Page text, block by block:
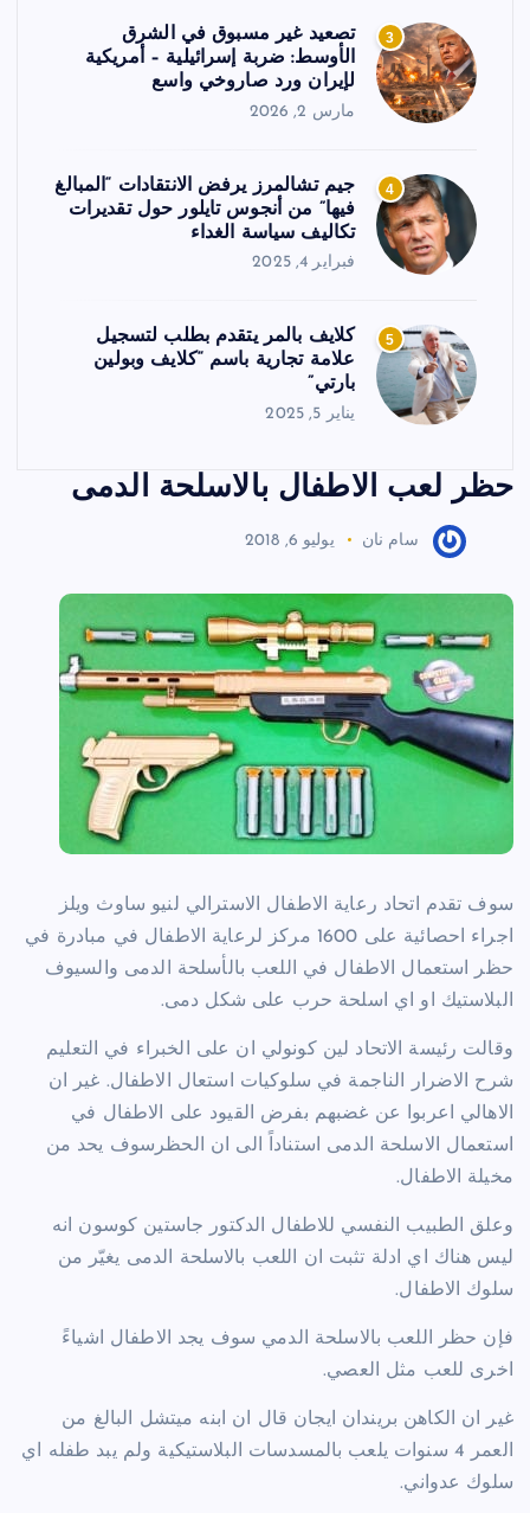
3
تصعيد غير مسبوق في الشرق
الأوسط: ضربة إسرائيلية – أمريكية
لإيران ورد صاروخي واسع
مارس 2, 2026
4
جيم تشالمرز يرفض الانتقادات “المبالغ
فيها” من أنجوس تايلور حول تقديرات
تكاليف سياسة الغداء
فبراير 4, 2025
5
كلايف بالمر يتقدم بطلب لتسجيل
علامة تجارية باسم “كلايف وبولين
بارتي”
يناير 5, 2025
حظر لعب الاطفال بالاسلحة الدمى
سام نان يوليو 6, 2018
سوف تقدم اتحاد رعاية الاطفال الاسترالي لنيو ساوث ويلز
اجراء احصائية على 1600 مركز لرعاية الاطفال في مبادرة في
حظر استعمال الاطفال في اللعب بالأسلحة الدمى والسيوف
البلاستيك او اي اسلحة حرب على شكل دمى.
وقالت رئيسة الاتحاد لين كونولي ان على الخبراء في التعليم
شرح الاضرار الناجمة في سلوكيات استعال الاطفال. غير ان
الاهالي اعربوا عن غضبهم بفرض القيود على الاطفال في
استعمال الاسلحة الدمى استناداً الى ان الحظرسوف يحد من
مخيلة الاطفال.
وعلق الطبيب النفسي للاطفال الدكتور جاستين كوسون انه
ليس هناك اي ادلة تثبت ان اللعب بالاسلحة الدمى يغيّر من
سلوك الاطفال.
فإن حظر اللعب بالاسلحة الدمي سوف يجد الاطفال اشياءً
اخرى للعب مثل العصي.
غير ان الكاهن بريندان ايجان قال ان ابنه ميتشل البالغ من
العمر 4 سنوات يلعب بالمسدسات البلاستيكية ولم يبد طفله اي
سلوك عدواني.